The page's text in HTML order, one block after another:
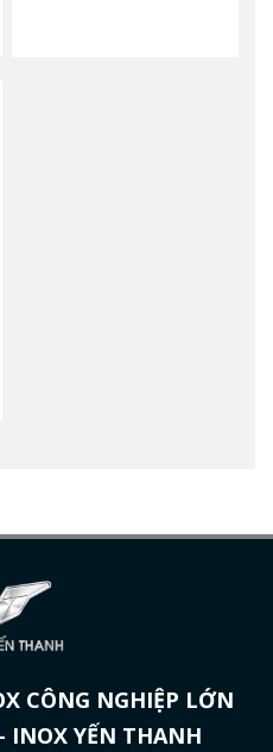
CÔNG NGHIỆP LỚN
INOX YẾN THANH